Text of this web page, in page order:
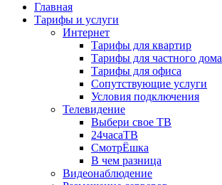
Главная
Тарифы и услуги
Интернет
Тарифы для квартир
Тарифы для частного дома
Тарифы для офиса
Сопутствующие услуги
Условия подключения
Телевидение
Выбери свое ТВ
24часаТВ
СмотрЁшка
В чем разница
Видеонаблюдение